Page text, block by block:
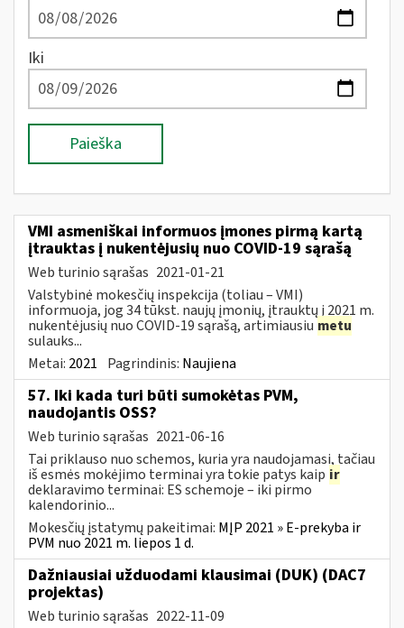
Iki
Paieška
VMI asmeniškai informuos įmones pirmą kartą
įtrauktas į nukentėjusių nuo COVID-19 sąrašą
Web turinio sąrašas 2021-01-21
Valstybinė mokesčių inspekcija (toliau – VMI)
informuoja, jog 34 tūkst. naujų įmonių, įtrauktų į 2021 m.
nukentėjusių nuo COVID-19 sąrašą, artimiausiu metu
sulauks...
Metai: 2021 Pagrindinis: Naujiena
57. Iki kada turi būti sumokėtas PVM,
naudojantis OSS?
Web turinio sąrašas 2021-06-16
Tai priklauso nuo schemos, kuria yra naudojamasi, tačiau
iš esmės mokėjimo terminai yra tokie patys kaip ir
deklaravimo terminai: ES schemoje – iki pirmo
kalendorinio...
Mokesčių įstatymų pakeitimai: MĮP 2021 » E-prekyba ir
PVM nuo 2021 m. liepos 1 d.
Dažniausiai užduodami klausimai (DUK) (DAC7
projektas)
Web turinio sąrašas 2022-11-09